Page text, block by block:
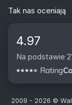
Tak nas oceniają
4.97
Na podstawie
2009 - 2026 ©